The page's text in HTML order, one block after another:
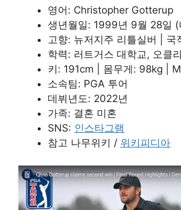
영어: Christopher Gotterup
생년월일: 1999년 9월 28일 (
고향: 뉴저지주 리틀실버 | 국
학력: 러트거스 대학교, 오클
키: 191cm | 몸무게: 98kg |
소속팀: PGA 투어
데뷔년도: 2022년
가족: 결혼 미혼
SNS: 인스타그램
참고 나무위키 / 위키피디아